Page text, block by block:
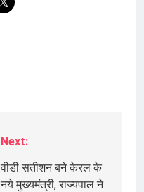
Next:
वीडी सतीशन बने केरल के
नये मुख्यमंत्री, राज्यपाल ने